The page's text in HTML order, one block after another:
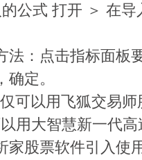
公式 打开 ＞ 在
法：点击指标面板
定。
可以用飞狐交易
用大智慧新一代
家股票软件引入使